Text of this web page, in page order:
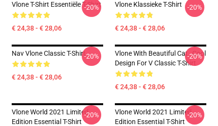
Vlone T-Shirt Essentiële T-Shirt
€ 24,38 - € 28,06
-20% Vlone Klassieke T-Shirt
€ 24,38 - € 28,06
-20%
Nav Vlone Classic T-Shirt
€ 24,38 - € 28,06
-20%
Vlone With Beautiful Cat , Cool
Design For V Classic T-Shirt
€ 24,38 - € 28,06
-20%
Vlone World 2021 Limited
Edition Essential T-Shirt
-20%
Vlone World 2021 Limited
Edition Essential T-Shirt
-20%